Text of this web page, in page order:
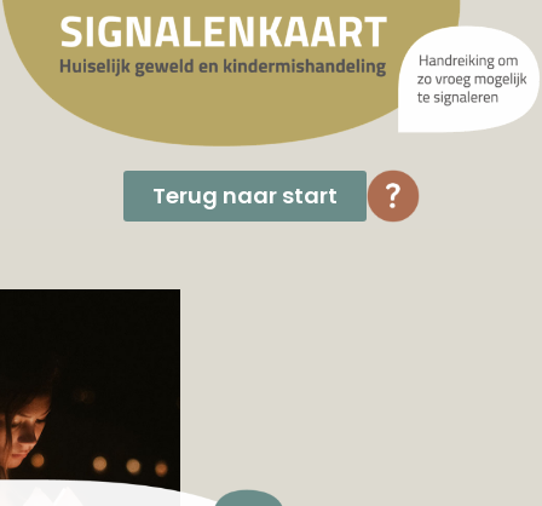
Terug naar start